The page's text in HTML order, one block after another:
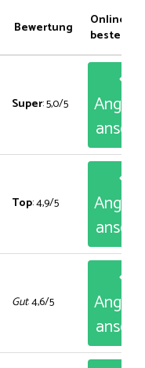
Bewertung
Online
bestellen
Super: 5,0/5
Top: 4,9/5
Gut: 4,6/5